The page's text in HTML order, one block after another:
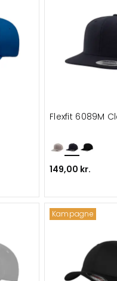
Flexfit 6089M
149,00 kr.
Kampagne